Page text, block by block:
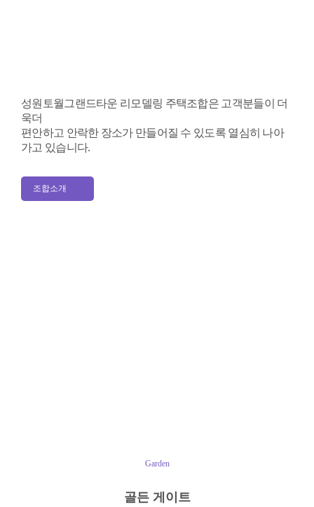
성원토월그랜드타운 리모델링 주택조합은 고객분들이 더
욱더
편안하고 안락한 장소가만들어질 수 있도록 열심히 나아
가고 있습니다.
조합소개
Garden
골든 게이트